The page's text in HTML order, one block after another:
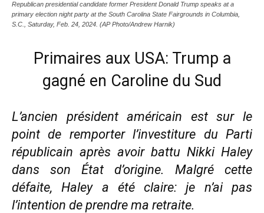
Republican presidential candidate former President Donald Trump speaks at a
primary election night party at the South Carolina State Fairgrounds in Columbia,
S.C., Saturday, Feb. 24, 2024. (AP Photo/Andrew Harnik)
Primaires aux USA: Trump a
gagné en Caroline du Sud
L’ancien président américain est sur le
point de remporter l’investiture du Parti
républicain après avoir battu Nikki Haley
dans son État d’origine. Malgré cette
défaite, Haley a été claire: je n’ai pas
l’intention de prendre ma retraite.